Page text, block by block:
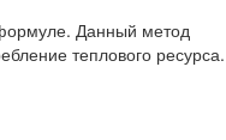
Данный метод
теплового ресурса.